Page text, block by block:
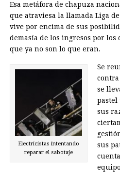
Esa metáfora de chapuza
que atraviesa la llamada Liga
vive por encima de sus
demasía de los ingresos por los
que ya no son lo que eran.
Electricistas intentando
reparar el sabotaje
Se
se
pastel
sus
sus